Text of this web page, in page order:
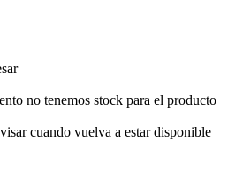
no tenemos stock para el producto
cuando vuelva a estar disponible